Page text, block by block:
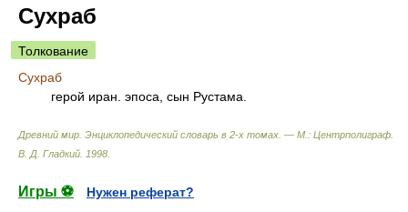
Сухраб
Толкование
Сухраб
герой иран. эпоса, сын Рустама.
Древний мир. Энциклопедический словарь в 2-х томах. — М.: Центрполиграф
В. Д. Гладкий 1998
Игры ⚽
Нужен реферат?